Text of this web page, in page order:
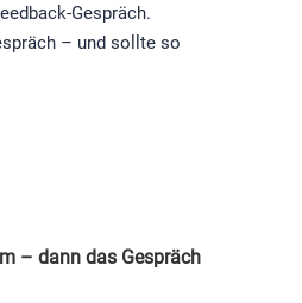
Gespräch.
– und sollte so
– dann das Gespräch